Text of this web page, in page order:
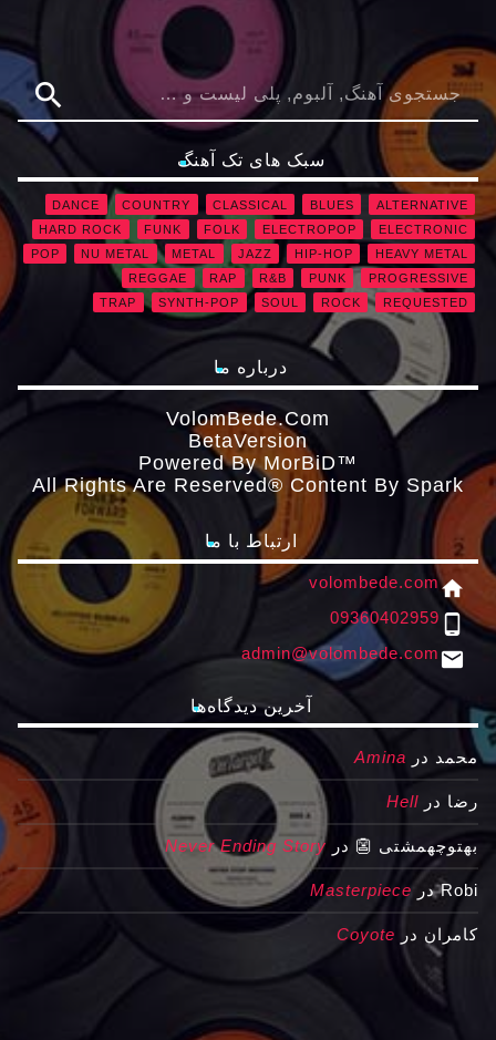
search
سبک های تک آهنگ
ALTERNATIVE
BLUES
CLASSICAL
COUNTRY
DANCE
ELECTRONIC
ELECTROPOP
FOLK
FUNK
HARD ROCK
HEAVY METAL
HIP-HOP
JAZZ
METAL
NU METAL
POP
PROGRESSIVE
PUNK
R&B
RAP
REGGAE
REQUESTED
ROCK
SOUL
SYNTH-POP
TRAP
درباره ما
VolomBede.com
ΒetaVersion
Powered By MorBiD™
All Rights Are Reserved® Content By Spark
ارتباط با ما
home
volombede.com
phone_android
09360402959
email
admin@volombede.com
آخرین دیدگاه‌ها
محمد در Amina
رضا در Hell
بهتوچهمشتی 👺 در Never Ending Story
Robiدر Masterpiece
کامران در Coyote